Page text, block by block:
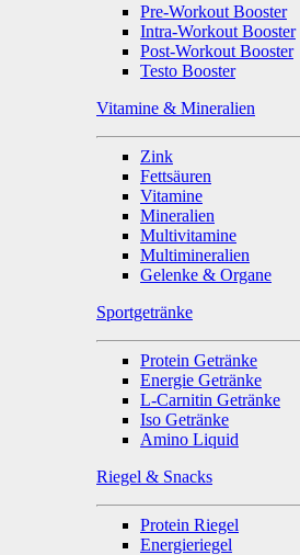
Pre-Workout Booster
Intra-Workout Booster
Post-Workout Booster
Testo Booster
Vitamine & Mineralien
Zink
Fettsäuren
Vitamine
Mineralien
Multivitamine
Multimineralien
Gelenke & Organe
Sportgetränke
Protein Getränke
Energie Getränke
L-Carnitin Getränke
Iso Getränke
Amino Liquid
Riegel & Snacks
Protein Riegel
Energieriegel